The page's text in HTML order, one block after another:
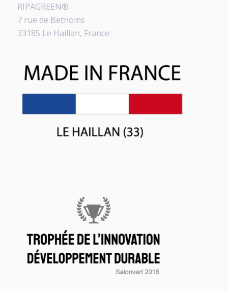
RIPAGREEN®
7 rue de Betnoms
33185 Le Haillan, France